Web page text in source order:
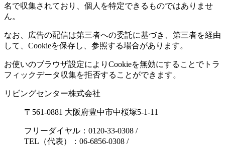
名で収集されており、個人を特定できるものではありませ
ん。
なお、広告の配信は第三者への委託に基づき、第三者を経由
して、Cookieを保存し、参照する場合があります。
お使いのブラウザ設定によりCookieを無効にすることでトラ
フィックデータ収集を拒否することができます。
リビングセンター株式会社
〒561-0881 大阪府豊中市中桜塚5-1-11
フリーダイヤル：0120-33-0308 /
TEL（代表）：06-6856-0308 /